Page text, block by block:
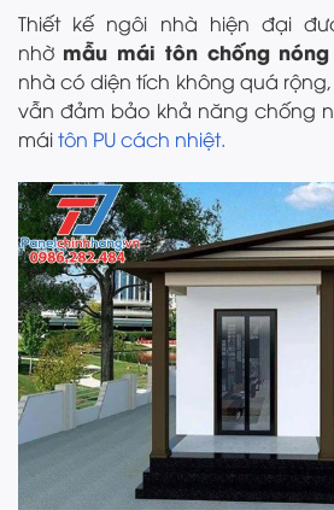
Thiết kế ngôi nhà hiện đại
nhờ mẫu mái tôn chống
nhà có diện tích không quá
vẫn đảm bảo khả năng chống
máitôn PU cách nhiệt.